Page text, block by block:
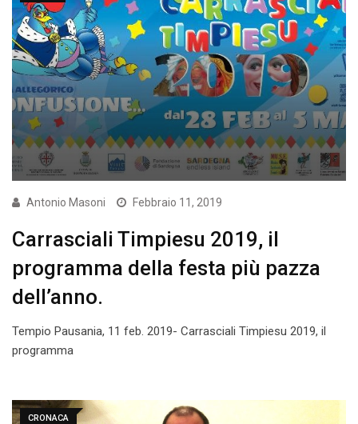
Antonio Masoni Febbraio 11, 2019
Carrasciali Timpiesu 2019, il
programma della festa più pazza
dell’anno.
Tempio Pausania, 11 feb. 2019- Carrasciali Timpiesu 2019, il
programma
CRONACA